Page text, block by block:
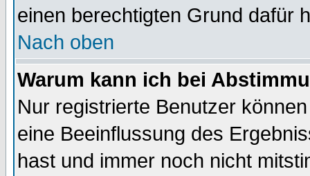
einen berechtigten Grund dafür
Nach oben
Warum kann ich bei
Nur registrierte Benutzer
eine Beeinflussung des
hast und immer noch nicht